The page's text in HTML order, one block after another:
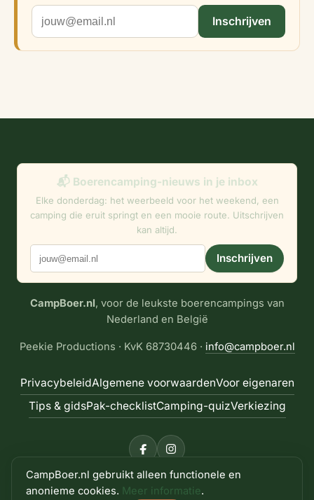
Inschrijven
📬 Boerencamping-nieuws in je inbox
Elke donderdag: het weerbeeld voor het weekend, een
camping die eruit springt en een mooie route. Uitschrijven
kan altijd.
Inschrijven
CampBoer.nl, voor de leukste boerencampings van
Nederland en België
Peekie Productions · KvK 68730446 · info@campboer.nl
PrivacybeleidAlgemene voorwaardenVoor eigenaren
Tips & gidsPak-checklistCamping-quizVerkiezing
© 2026 CampBoer.nl · Alle rechten voorbehouden · site
door Peekie Productions
CampBoer.nl gebruikt alleen functionele en
anonieme cookies. Meer informatie.